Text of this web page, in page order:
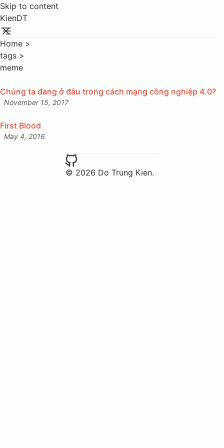
Skip to content
KienDT
Home >
tags >
meme
Chúng ta đang ở đâu trong cách mạng công nghiệp 4.0?
Posted on:
November 15, 2017
First Blood
Posted on:
May 4, 2016
© 2026 Do Trung Kien.